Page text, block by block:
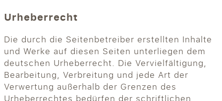
Urheberrecht
Die durch die Seitenbetreiber erstellten Inhalte
und Werke auf diesen Seiten unterliegen dem
deutschen Urheberrecht. Die Vervielfältigung,
Bearbeitung, Verbreitung und jede Art der
Verwertung außerhalb der Grenzen des
Urheberrechtes bedürfen der schriftlichen